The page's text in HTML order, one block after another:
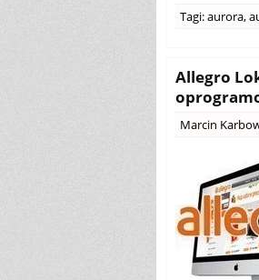
Tagi:aurora,
Allegro
Marcin